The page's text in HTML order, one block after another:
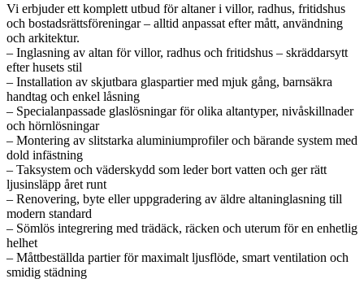
Vi erbjuder ett komplett utbud för altaner i villor, radhus, fritidshus
och bostadsrättsföreningar – alltid anpassat efter mått, användning
och arkitektur.
– Inglasning av altan för villor, radhus och fritidshus – skräddarsytt
efter husets stil
– Installation av skjutbara glaspartier med mjuk gång, barnsäkra
handtag och enkel låsning
– Specialanpassade glaslösningar för olika altantyper, nivåskillnader
och hörnlösningar
– Montering av slitstarka aluminiumprofiler och bärande system med
dold infästning
– Taksystem och väderskydd som leder bort vatten och ger rätt
ljusinsläpp året runt
– Renovering, byte eller uppgradering av äldre altaninglasning till
modern standard
– Sömlös integrering med trädäck, räcken och uterum för en enhetlig
helhet
– Måttbeställda partier för maximalt ljusflöde, smart ventilation och
smidig städning